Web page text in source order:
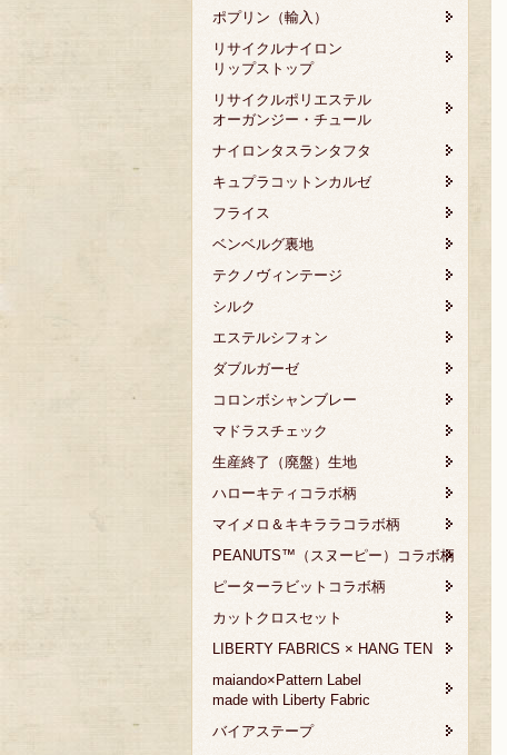
ポプリン（輸入）
リサイクルナイロン
リップストップ
リサイクルポリエステル
オーガンジー・チュール
ナイロンタスランタフタ
キュプラコットンカルゼ
フライス
ベンベルグ裏地
テクノヴィンテージ
シルク
エステルシフォン
ダブルガーゼ
コロンボシャンブレー
マドラスチェック
生産終了（廃盤）生地
ハローキティコラボ柄
マイメロ＆キキララコラボ柄
PEANUTS™（スヌーピー）コラボ柄
ピーターラビットコラボ柄
カットクロスセット
LIBERTY FABRICS × HANG TEN
maiando×Pattern Label
made with Liberty Fabric
バイアステープ